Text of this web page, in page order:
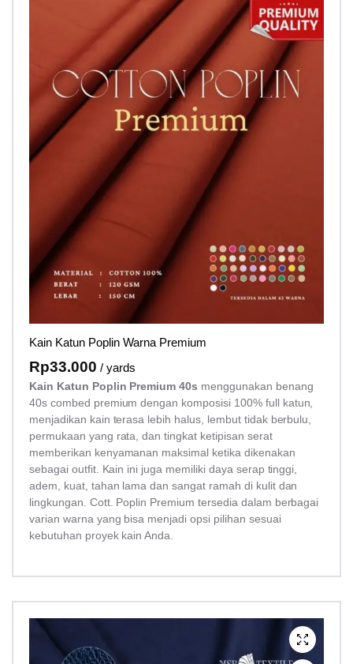
Kain Katun Poplin Warna Premium
Rp33.000 / yards
Kain Katun Poplin Premium 40s menggunakan benang
40s combed premium dengan komposisi 100% full katun,
menjadikan kain terasa lebih halus, lembut tidak berbulu,
permukaan yang rata, dan tingkat ketipisan serat
memberikan kenyamanan maksimal ketika dikenakan
sebagai outfit. Kain ini juga memiliki daya serap tinggi,
adem, kuat, tahan lama dan sangat ramah di kulit dan
lingkungan. Cott. Poplin Premium tersedia dalam berbagai
varian warna yang bisa menjadi opsi pilihan sesuai
kebutuhan proyek kain Anda.